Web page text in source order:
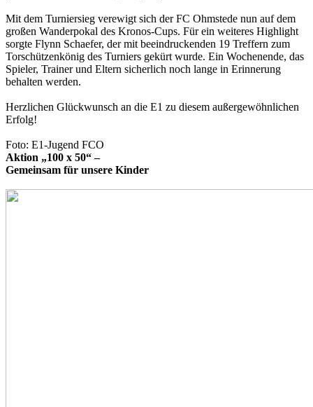
Mit dem Turniersieg verewigt sich der FC Ohmstede nun auf dem
großen Wanderpokal des Kronos-Cups. Für ein weiteres Highlight
sorgte Flynn Schaefer, der mit beeindruckenden 19 Treffern zum
Torschützenkönig des Turniers gekürt wurde. Ein Wochenende, das
Spieler, Trainer und Eltern sicherlich noch lange in Erinnerung
behalten werden.
Herzlichen Glückwunsch an die E1 zu diesem außergewöhnlichen
Erfolg!
Foto: E1-Jugend FCO
Aktion „100 x 50“ –
Gemeinsam für unsere Kinder